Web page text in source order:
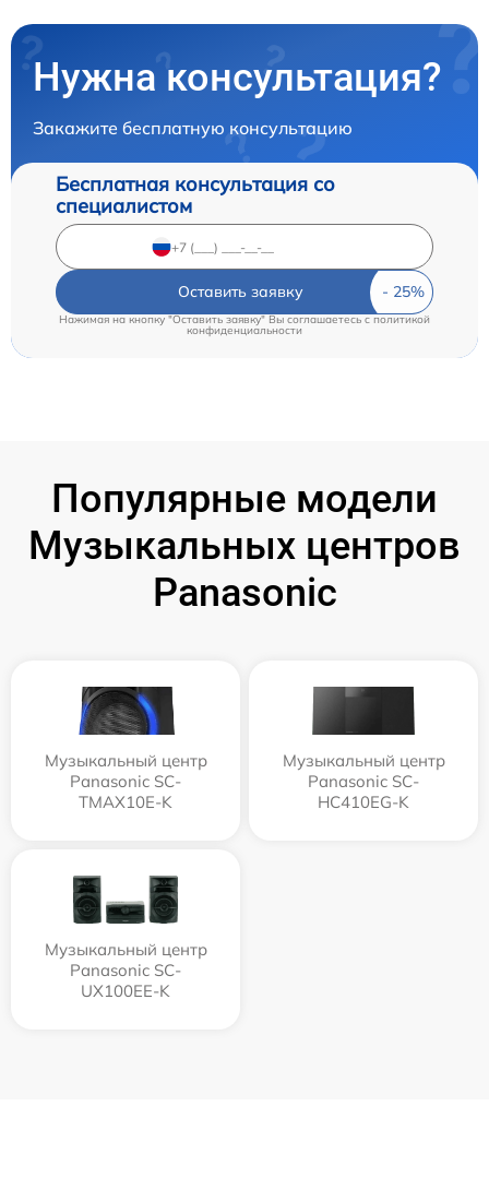
Нужна консультация?
Закажите бесплатную консультацию
Бесплатная консультация со
специалистом
Оставить заявку
Нажимая на кнопку "Оставить заявку" Вы соглашаетесь c политикой
конфиденциальности
Популярные модели
Музыкальных центров
Panasonic
Музыкальный центр
Panasonic SC-
TMAX10E-K
Музыкальный центр
Panasonic SC-
HC410EG-K
Музыкальный центр
Panasonic SC-
UX100EE-K